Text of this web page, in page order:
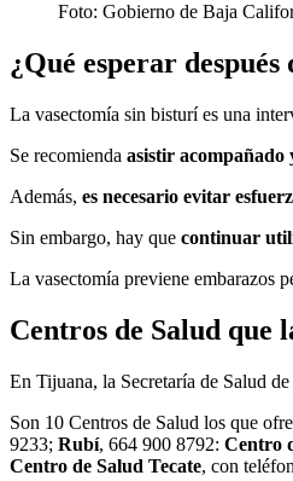
Foto: Gobierno de Baja
¿Qué esperar
La vasectomía sin bisturí es una
Se recomienda asistir
Además, es necesario evitar
Sin embargo, hay que continuar
La vasectomía previene embarazos
Centros de Salud que
En Tijuana, la Secretaría de Salud
Son 10 Centros de Salud los que
9233; Rubí, 664 900 8792: Centro
Centro de Salud Tecate, con